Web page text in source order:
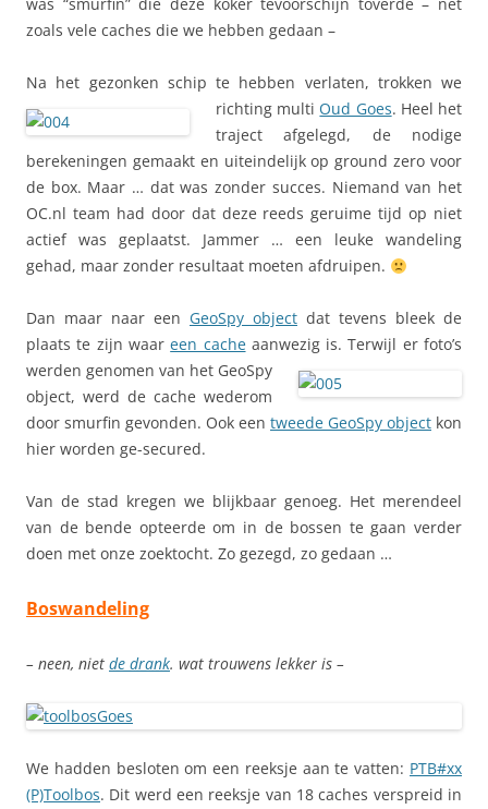
zoals vele caches die we hebben gedaan –
Na het gezonken schip te hebben verlaten, trokken we
richting multiOud Goes. Heel het
traject afgelegd, de nodige
berekeningen gemaakt en uiteindelijk op ground zero voor
de box. Maar … dat was zonder succes. Niemand van het
OC.nl team had door dat deze reeds geruime tijd op niet
actief was geplaatst. Jammer … een leuke wandeling
gehad, maar zonder resultaat moeten afdruipen.
Dan maar naar een GeoSpy object dat tevens bleek de
plaats te zijn waareen cacheaanwezig is. Terwijl er foto’s
werden genomen van het GeoSpy
object, werd de cache wederom
door smurfin gevonden. Ook een tweede GeoSpy object kon
hier worden ge-secured.
Van de stad kregen we blijkbaar genoeg. Het merendeel
van de bende opteerde om in de bossen te gaan verder
doen met onze zoektocht. Zo gezegd, zo gedaan …
Boswandeling
– neen, niet de drank. wat trouwens lekker is –
We hadden besloten om een reeksje aan te vatten: PTB#xx
(P)Toolbos. Dit werd een reeksje van 18 caches verspreid in